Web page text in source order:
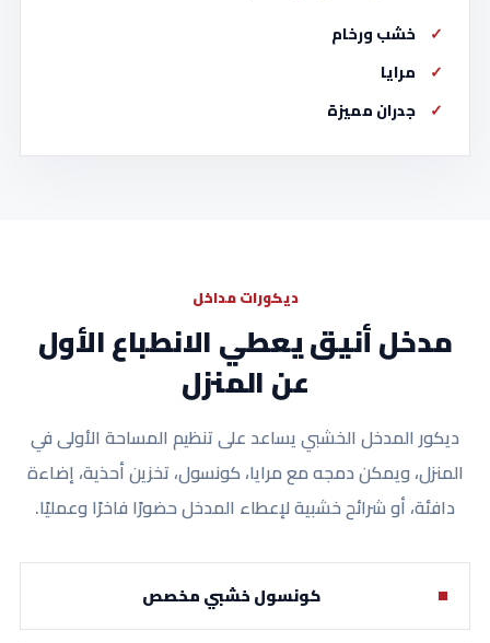
خشب ورخام
مرايا
جدران مميزة
ديكورات مداخل
مدخل أنيق يعطي الانطباع الأول
عن المنزل
ديكور المدخل الخشبي يساعد على تنظيم المساحة الأولى في
المنزل، ويمكن دمجه مع مرايا، كونسول، تخزين أحذية، إضاءة
دافئة، أو شرائح خشبية لإعطاء المدخل حضورًا فاخرًا وعمليًا.
كونسول خشبي مخصص